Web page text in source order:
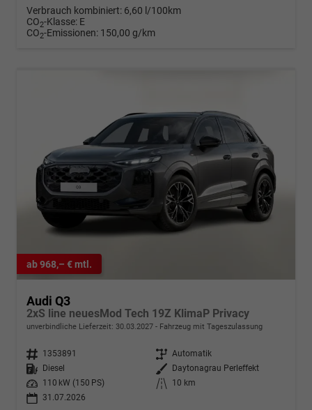
Verbrauch kombiniert: 6,60 l/100km
CO2-Klasse: E
CO2-Emissionen: 150,00 g/km
ab 968,– € mtl.
Audi Q3
2xS line neuesMod Tech 19Z KlimaP Privacy
unverbindliche Lieferzeit: 30.03.2027 Fahrzeug mit Tageszulassung
Fahrzeugnr. 1353891 Getriebe Automatik
Kraftstoff
Diesel Außenfarbe
Daytonagrau Perleffekt
Leistung
110 kW (150 PS) Kilometerstand
10 km
31.07.2026